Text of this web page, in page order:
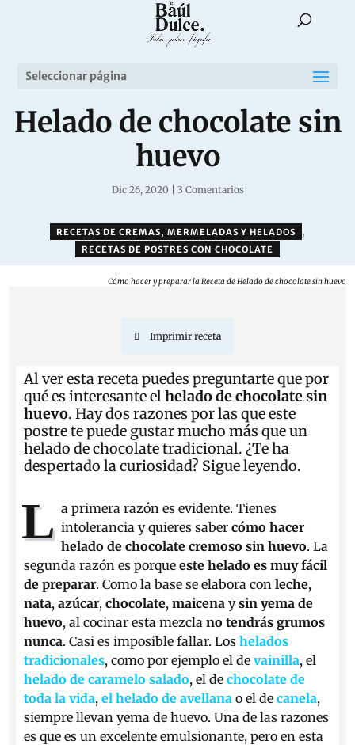
Seleccionar página
Helado de chocolate sin
huevo
Dic 26, 2020 3 Comentarios
RECETAS DE CREMAS, MERMELADAS Y HELADOS ,
RECETAS DE POSTRES CON CHOCOLATE
Cómo hacer y preparar la Receta de Helado de chocolate sin huevo
Imprimir receta
Al ver esta receta puedes preguntarte que por
qué es interesante elhelado de chocolate sin
huevo. Hay dos razones por las que este
postre te puede gustar mucho más que un
helado de chocolate tradicional. ¿Te ha
despertado la curiosidad? Sigue leyendo.
L a primera razón es evidente. Tienes
intolerancia y quieres saber cómo hacer
helado de chocolate cremoso sin huevo. La
segunda razón es porqueeste helado es muy fácil
de preparar. Como la base se elabora conleche,
nata,azúcar,chocolate,maicena ysin yema de
huevo, al cocinar esta mezclano tendrás grumos
nunca. Casi es imposible fallar. Loshelados
tradicionales, como por ejemplo el devainilla, el
helado de caramelo salado, el dechocolate de
toda la vida, el helado de avellana o el decanela,
siempre llevan yema de huevo. Una de las razones
es que es un excelente emulsionante, pero en esta